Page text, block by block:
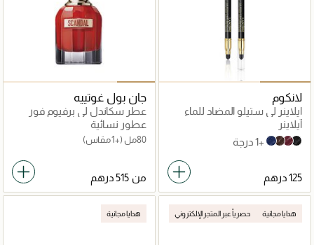
لانكوم
ايلاينر لي ستيلو المضاد للماء
آيلاينر
02 Noir Intense
10 Ruby Fever
03 Chocolat
07 Minuit Illusion +1 درجة
جان بول غوتييه
عطر سكاندل لي برفيوم فور
هير او دو برفان
عطور نسائية
80مل (+1 مقاس)
من
هدايا مجانية حصرياً عبر المتجر الإلكتروني هدايا مجانية